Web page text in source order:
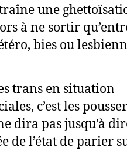
une
à ne sortir
bies ou
trans en situation
c’est les
dira pas jusqu’à
de l’état de parier